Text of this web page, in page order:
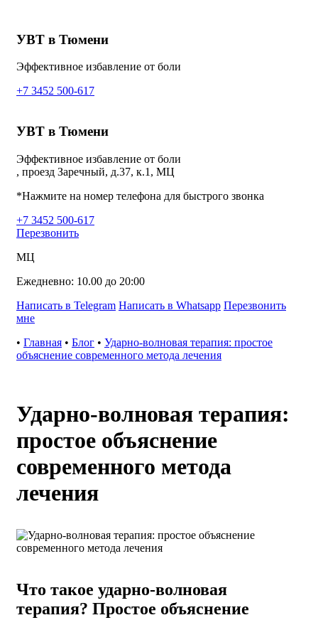
УВТ в Тюмени
Эффективное избавление от боли
+7 3452 500-617
УВТ в Тюмени
Эффективное избавление от боли
, проезд Заречный, д.37, к.1, МЦ
*Нажмите на номер телефона для быстрого звонка
+7 3452 500-617
Перезвонить
МЦ
Ежедневно: 10.00 до 20:00
Написать в Telegram Написать в Whatsapp Перезвонить
мне
• Главная • Блог • Ударно-волновая терапия: простое
объяснение современного метода лечения
Ударно-волновая терапия:
простое объяснение
современного метода
лечения
Что такое ударно-волновая
терапия? Простое объяснение